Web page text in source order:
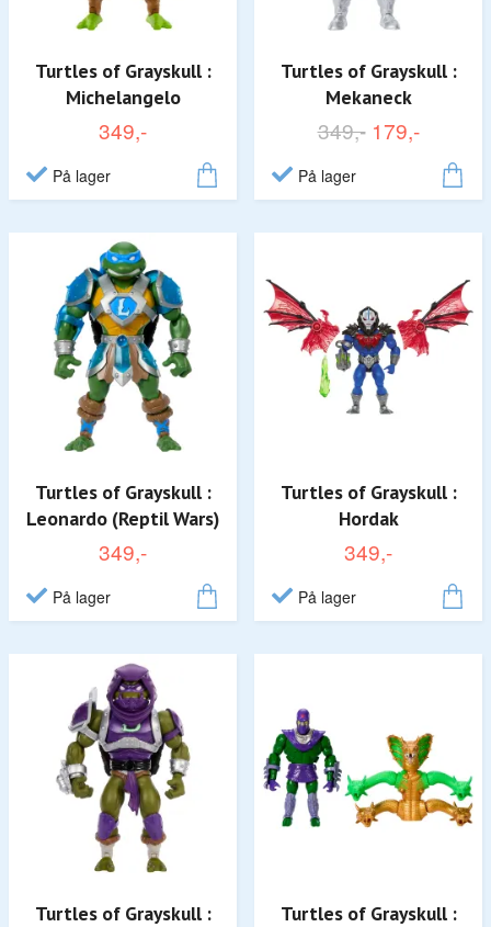
Turtles of Grayskull :
Michelangelo
349,-
På lager
Turtles of Grayskull :
Mekaneck
349,- 179,-
På lager
Turtles of Grayskull :
Leonardo (Reptil Wars)
349,-
På lager
Turtles of Grayskull :
Hordak
349,-
På lager
Turtles of Grayskull :
Turtles of Grayskull :